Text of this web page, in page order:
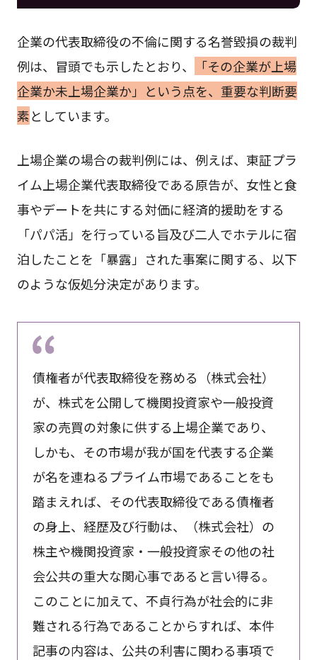
企業の代表取締役の不倫に関する名誉毀損の裁判
例は、冒頭でも示したとおり、
「その企業が上場
企業か未上場企業か」という点を、重要な判断要
素としています。
上場企業の場合の裁判例には、例えば、東証プラ
イム上場企業代表取締役である原告が、女性と食
事やデートを共にする対価に経済的援助をする
「パパ活」を行っている旨及び二人でホテルに宿
泊したことを「暴露」された事案に関する、以下
のような仮処分決定があります。
債権者が代表取締役を務める（株式会社）
が、株式を公開して機関投資家や一般投資
家の売買の対象に供する上場企業であり、
しかも、その市場が我が国を代表する企業
が名を連ねるプライム市場であることをも
踏まえれば、その代表取締役である債権者
の身上、経歴及び行動は、（株式会社）の
株主や機関投資家・一般投資家その他の社
会公共の重大な関心事であると言い得る。
このことに加えて、不貞行為が社会的に非
難される行為であることからすれば、本件
記事の内容は、公共の利害に関わる事項で